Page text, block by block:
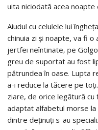
uita niciodată acea noapte
Aiudul cu celulele lui
chinuia zi și noapte, va fi
jertfei neîntinate, pe
greu de suportat au fost
pătrundea în oase. Lupta
a-i reduce la tăcere pe
ziare, de orice legătură cu
adaptat alfabetul morse la
dintre deținuți s-au